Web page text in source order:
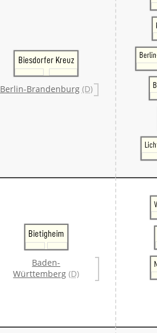
Biesdorfer Kreuz
Berlin-Brandenburg (D)
Bietigheim
Baden-
Württemberg (D)